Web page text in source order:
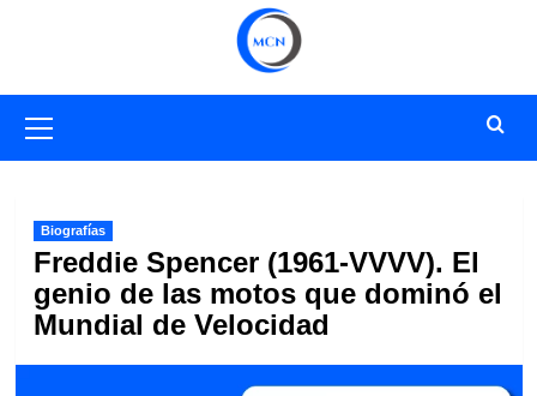
primario
Biografías
Freddie Spencer (1961-VVVV). El
genio de las motos que dominó el
Mundial de Velocidad